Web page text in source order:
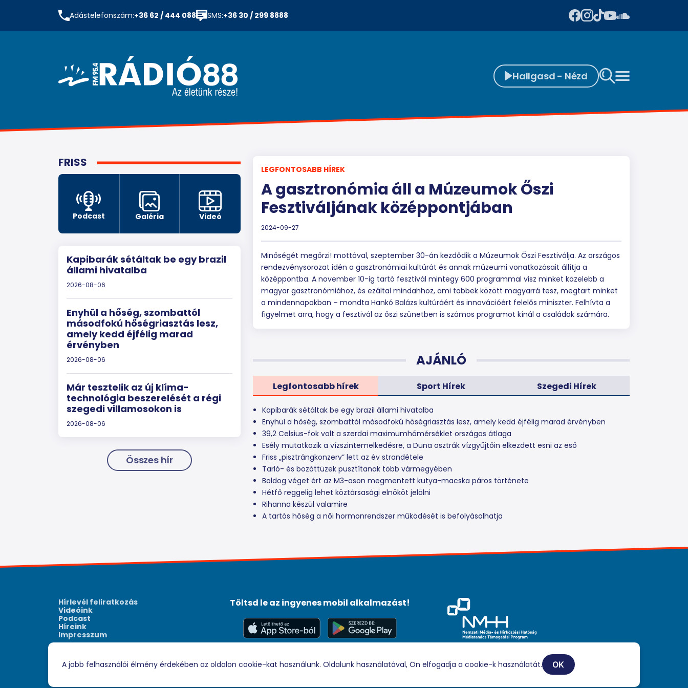
Adástelefonszám:+36 62 / 444 088 SMS:+36 30 / 299 8888
Hallgasd - Nézd
FRISS
Podcast Galéria Videó
Kapibarák sétáltak be egy brazil
állami hivatalba
2026-08-06
Enyhül a hőség, szombattól
másodfokú hőségriasztás lesz,
amely kedd éjfélig marad
érvényben
2026-08-06
Már tesztelik az új klíma-
technológia beszerelését a régi
szegedi villamosokon is
2026-08-06
Összes hír
LEGFONTOSABB HÍREK
A gasztronómia áll a Múzeumok Őszi
Fesztiváljának középpontjában
2024-09-27
Minőségét megőrzi! mottóval, szeptember 30-án kezdődik a Múzeumok Őszi Fesztiválja. Az országos
rendezvénysorozat idén a gasztronómiai kultúrát és annak múzeumi vonatkozásait állítja a
középpontba. A november 10-ig tartó fesztivál mintegy 600 programmal visz minket közelebb a
magyar gasztronómiához, és ezáltal mindahhoz, ami többek között magyarrá tesz, megtart minket
a mindennapokban – mondta Hankó Balázs kultúráért és innovációért felelős miniszter. Felhívta a
figyelmet arra, hogy a fesztivál az őszi szünetben is számos programot kínál a családok számára.
AJÁNLÓ
Legfontosabb hírek Sport Hírek Szegedi Hírek
Kapibarák sétáltak be egy brazil állami hivatalba
Enyhül a hőség, szombattól másodfokú hőségriasztás lesz, amely kedd éjfélig marad érvényben
39,2 Celsius-fok volt a szerdai maximumhőmérséklet országos átlaga
Esély mutatkozik a vízszintemelkedésre, a Duna osztrák vízgyűjtőin elkezdett esni az eső
Friss „pisztrángkonzerv” lett az év strandétele
Tarló- és bozóttüzek pusztítanak több vármegyében
Boldog véget ért az M3-ason megmentett kutya-macska páros története
Hétfő reggelig lehet köztársasági elnököt jelölni
Rihanna készül valamire
A tartós hőség a női hormonrendszer működését is befolyásolhatja
Hírlevél feliratkozás
Videóink
Podcast
Híreink
Impresszum
Töltsd le az ingyenes mobil alkalmazást!
Támogatási Program keretében támogatja.
A jobb felhasználói élmény érdekében az oldalon cookie-kat használunk. Oldalunk használatával, Ön elfogadja a cookie-k használatát. OK